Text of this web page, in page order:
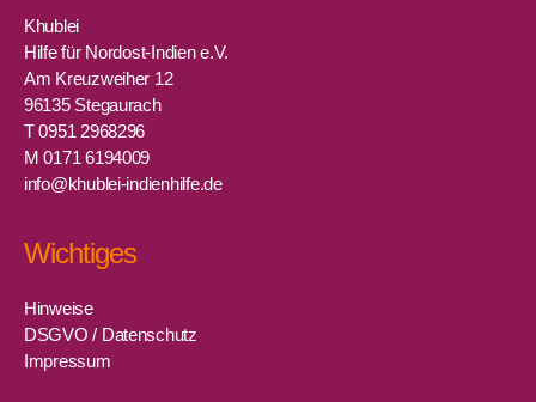
Khublei
Hilfe für Nordost-Indien e.V.
Am Kreuzweiher 12
96135 Stegaurach
T 0951 2968296
M 0171 6194009
info@khublei-indienhilfe.de
Wichtiges
Hinweise
DSGVO / Datenschutz
Impressum